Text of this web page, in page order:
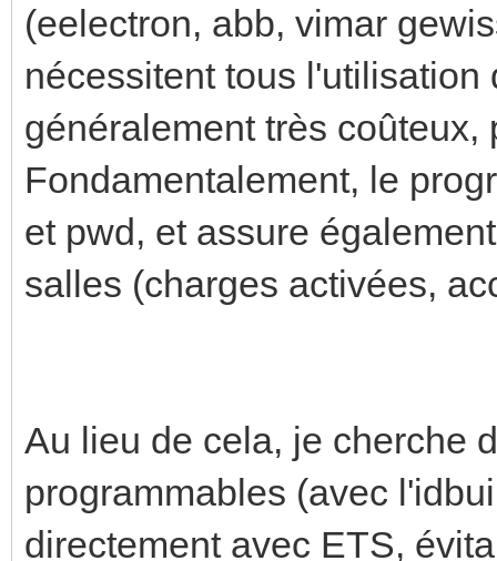
(eelectron, abb, vimar
nécessitent tous
généralement très
Fondamentalement, le
et pwd, et assure
salles (charges activées,
Au lieu de cela, je cherche
programmables (avec
directement avec ETS,